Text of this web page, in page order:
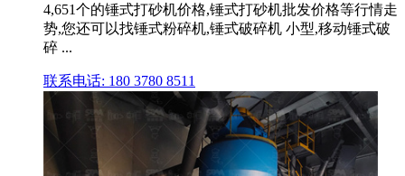
4,651个的锤式打砂机价格,锤式打砂机批发价格等行情走
势,您还可以找锤式粉碎机,锤式破碎机 小型,移动锤式破
碎 ...
联系电话: 180 3780 8511